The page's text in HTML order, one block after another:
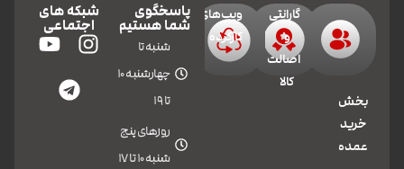
بخش
خرید
عمده
گارانتی
و
اصالت
کالا
ویپ‌های
کارکرده
پاسخگوی
شما هستیم
شنبه تا
چهارشنبه 10
تا 19
روزهای پنج
شنبه 10 تا 17
شبکه های
اجتماعی